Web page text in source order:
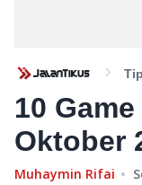
10
Oktober
Muhaymin Rifai